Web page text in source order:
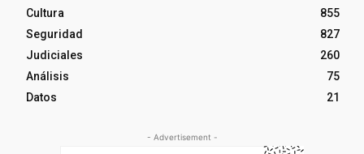
Cultura
855
Seguridad
827
Judiciales
260
Análisis
75
Datos
21
- Advertisement -